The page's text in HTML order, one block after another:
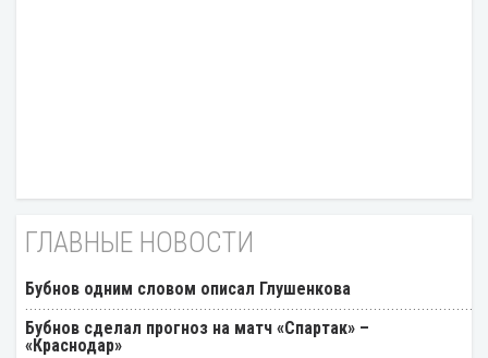
ГЛАВНЫЕ НОВОСТИ
Бубнов одним словом описал Глушенкова
Бубнов сделал прогноз на матч «Спартак» –
«Краснодар»